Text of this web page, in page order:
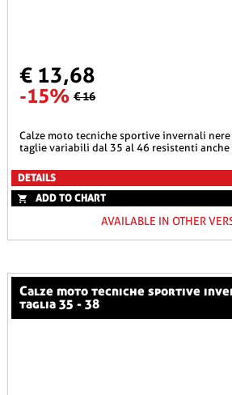
€ 13,68
-15% € 16
calze moto tecniche sportive invernali nere e giallo fluo xtech
taglie variabili dal 35 al 46 resistenti anche
DETAILS
ADD TO CHART
AVAILABLE IN OTHER
calze moto tecniche sportive invernali nere xtech
taglia 35 - 38